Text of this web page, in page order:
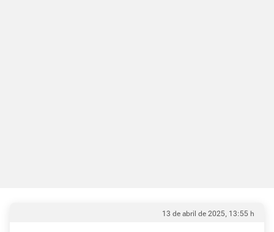
13 de abril de 2025, 13:55 h